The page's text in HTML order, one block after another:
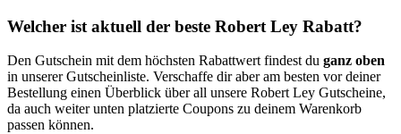
Welcher ist aktuell der beste Robert Ley Rabatt?
Den Gutschein mit dem höchsten Rabattwert findest du ganz oben
in unserer Gutscheinliste. Verschaffe dir aber am besten vor deiner
Bestellung einen Überblick über all unsere Robert Ley Gutscheine,
da auch weiter unten platzierte Coupons zu deinem Warenkorb
passen können.